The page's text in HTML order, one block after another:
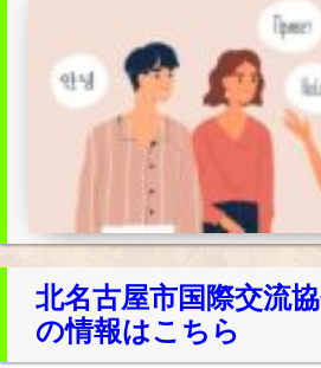
北名古屋市国際交流
の情報はこちら